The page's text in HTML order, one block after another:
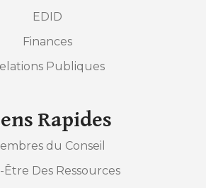
EDID
Finances
Publiques
Rapides
du Conseil
Être Des Ressources